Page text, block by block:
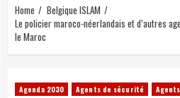
Home
Belgique ISLAM
Le policier maroco-néerlandais et d’autres
le Maroc
Agenda 2030 Agents de sécurité